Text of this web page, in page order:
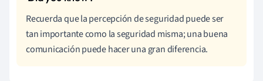
Recuerda que la percepción de seguridad puede ser
tan importante como la seguridad misma; una buena
comunicación puede hacer una gran diferencia.